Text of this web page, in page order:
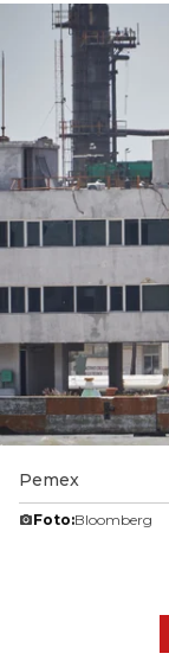
Pemex
Foto:Bloomberg